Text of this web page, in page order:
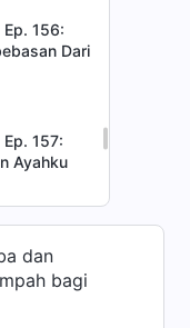
Ep. 156:
Dari
157:
Ayahku
154:
yang
dan
bagi